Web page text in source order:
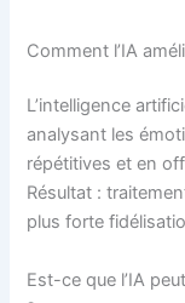
Comment l’IA
L’intelligence
analysant les
répétitives et en
Résultat :
plus forte
Est-ce que l’IA